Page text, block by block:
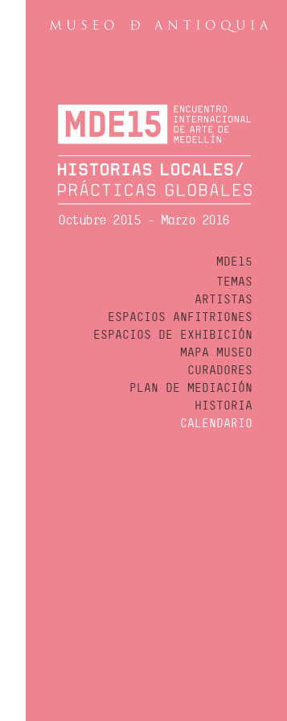
Octubre 2015 - Marzo 2016
MDE15
TEMAS
ARTISTAS
ESPACIOS ANFITRIONES
ESPACIOS DE EXHIBICIÓN
MAPA MUSEO
CURADORES
PLAN DE MEDIACIÓN
HISTORIA
CALENDARIO